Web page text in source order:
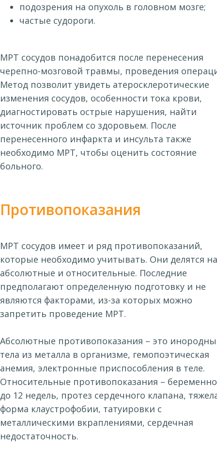
подозрения на опухоль в головном мозге;
частые судороги.
МРТ сосудов понадобится после перенесения
черепно-мозговой травмы, проведения
Метод позволит увидеть атеросклеротические
изменения сосудов, особенности тока крови,
диагностировать острые нарушения, найти
источник проблем со здоровьем. После
перенесенного инфаркта и инсульта также
необходимо МРТ, чтобы оценить состояние
больного.
Противопоказания
МРТ сосудов имеет и ряд противопоказаний,
которые необходимо учитывать. Они делятся на
абсолютные и относительные. Последние
предполагают определенную подготовку и не
являются факторами, из-за которых можно
запретить проведение МРТ.
Абсолютные противопоказания – это
тела из металла в организме, гемопоэтическая
анемия, электронные приспособления в теле.
Относительные противопоказания –
до 12 недель, протез сердечного клапана,
форма клаустрофобии, татуировки с
металлическими вкраплениями, сердечная
недостаточность.